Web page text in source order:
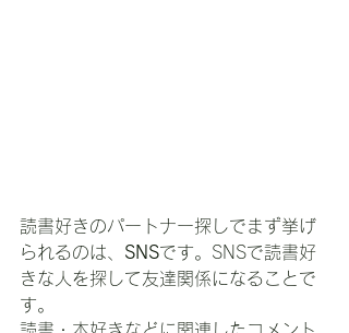
読書好きのパートナー探しでまず挙げ
られるのは、 SNSです。SNSで読書好
きな人を探して友達関係になることで
す。
読書・本好きなどに関連したコメント